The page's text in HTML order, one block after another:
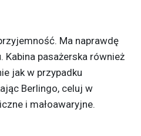
Ma naprawdę
pasażerska również
jak w przypadku
Berlingo, celuj w
i małoawaryjne.